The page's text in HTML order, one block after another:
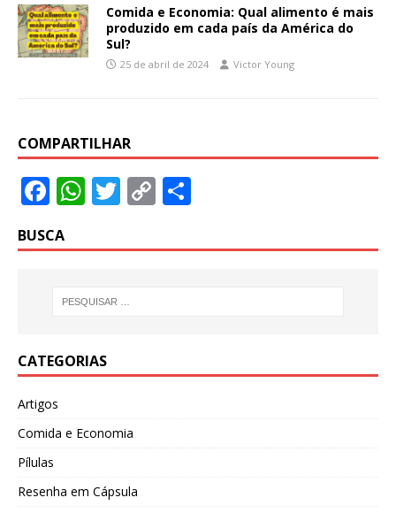
Comida e Economia: Qual alimento é mais
produzido em cada país da América do
Sul?
25 de abril de 2024 Victor Young
COMPARTILHAR
F
e
o
k
W
at
A
p
T
itt
C
p ar
BUSCA
CATEGORIAS
Artigos
Comida e Economia
Pílulas
Resenha em Cápsula